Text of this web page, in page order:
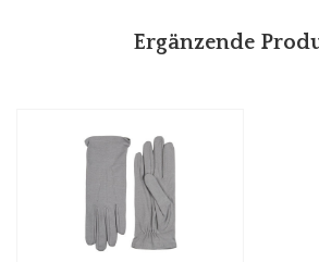
Ergänzende